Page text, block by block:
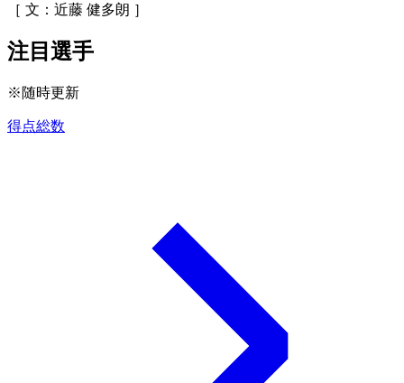
［ 文：近藤 健多朗 ］
注目選手
※随時更新
得点総数